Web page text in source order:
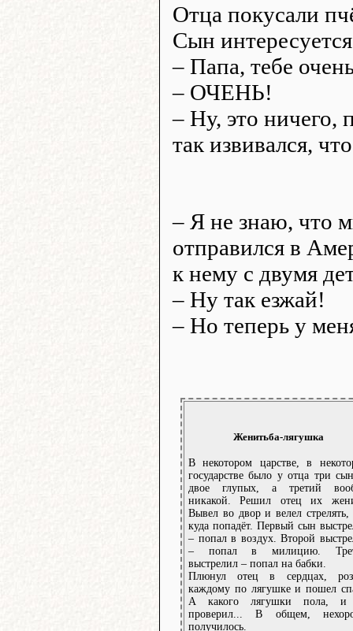
Отца покусали
Сын
– Папа, тебе
– ОЧЕНЬ!
– Ну, это ничего,
так извивался,
– Я не знаю, что
отправился в
к нему с двумя
– Ну так езжай!
– Но теперь у
Женитьба-лягушка
В некотором царстве, в
государстве было у отца три
двое глупых, а третий
никакой. Решил отец их
Вывел во двор и велел стрелять,
куда попадёт. Первый сын
– попал в воздух. Второй
– попал в милицию.
выстрелил – попал на бабки.
Плюнул отец в сердцах,
каждому по лягушке и пошел
А какого лягушки пола, и
проверил... В общем,
получилось.